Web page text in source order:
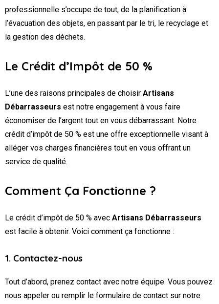
professionnelle s’occupe de tout, de la planification à
l’évacuation des objets, en passant par le tri, le recyclage et
la gestion des déchets.
Le Crédit d’Impôt de 50 %
L’une des raisons principales de choisir Artisans
Débarrasseurs est notre engagement à vous faire
économiser de l’argent tout en vous débarrassant. Notre
crédit d’impôt de 50 % est une offre exceptionnelle visant à
alléger vos charges financières tout en vous offrant un
service de qualité.
Comment Ça Fonctionne ?
Le crédit d’impôt de 50 % avec Artisans Débarrasseurs
est facile à obtenir. Voici comment ça fonctionne :
1. Contactez-nous
Tout d’abord, prenez contact avec notre équipe. Vous pouvez
nous appeler ou remplir le formulaire de contact sur notre